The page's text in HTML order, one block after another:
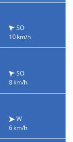
SO
10 km/h
SO
8 km/h
W
6 km/h